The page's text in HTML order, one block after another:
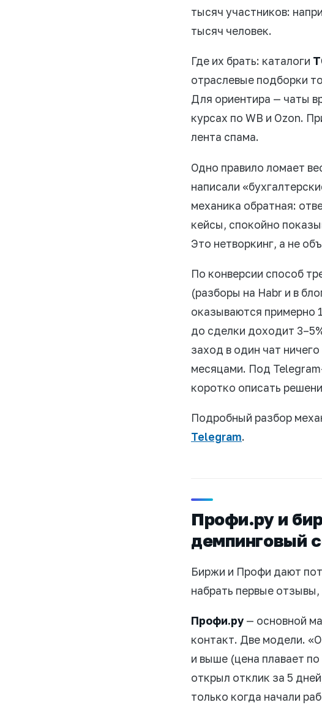
тысяч участников:
тысяч человек.
Где их брать: каталоги
отраслевые подборки
Для ориентира — чаты
курсах по WB и Ozon.
лента спама.
Одно правило ломает
написали
механика обратная:
кейсы, спокойно
Это нетворкинг, а не
По конверсии способ
(разборы на Habr и в
оказываются примерно
до сделки доходит
заход в один чат
месяцами. Под
коротко описать
Подробный разбор
Telegram.
Профи.ру и
демпинговый
Биржи и Профи дают
набрать первые
Профи.ру — основной
контакт. Две модели.
и выше (цена плавает
открыл отклик за 5
только когда начали